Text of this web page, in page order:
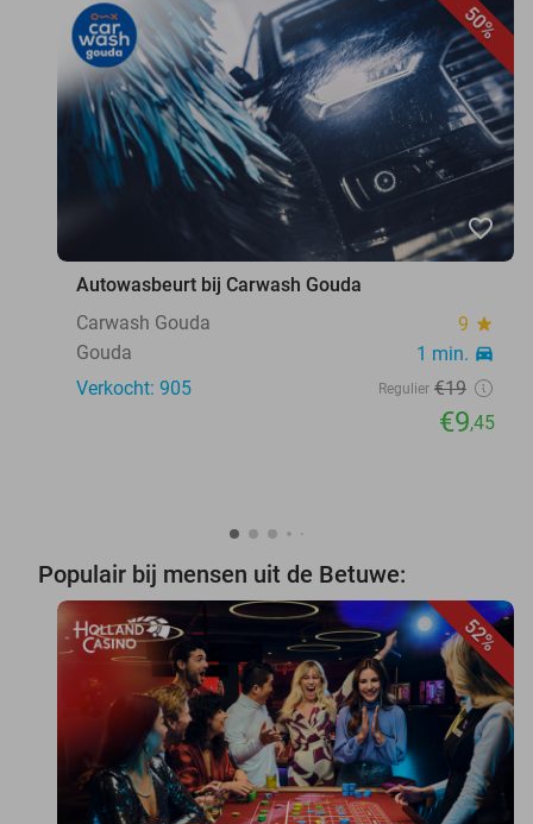
50%
favorite_border
Autowasbeurt bij Carwash Gouda
Carwash Gouda
9 star
Gouda 1 min. directions_car
Verkocht: 905 Regulier €19
€9,45
Populair bij mensen uit de Betuwe:
52%